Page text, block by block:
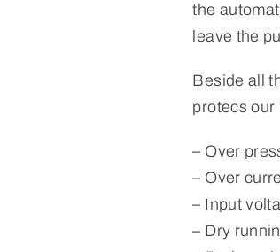
the
leave the
Beside all
protecs our
– Over
– Over
– Input
– Dry